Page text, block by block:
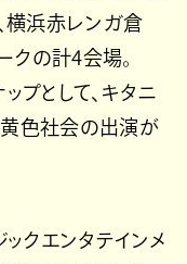
横浜赤レンガ倉
クの計4会場。
プとして、キタニ
黄色社会の出演が
ックエンタテインメ